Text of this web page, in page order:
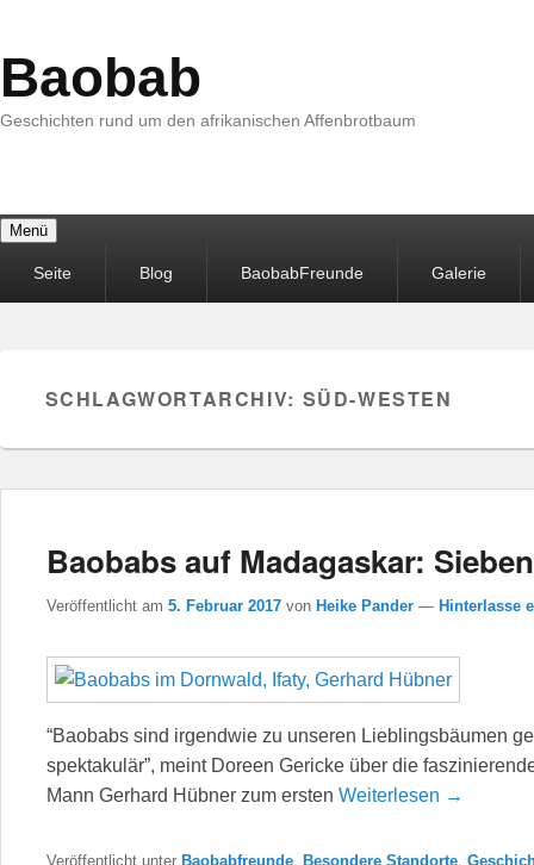
Baobab
Geschichten rund um den afrikanischen Affenbrotbaum
Menü
MenüSeite Blog BaobabFreunde Galerie
SCHLAGWORTARCHIV: SÜD-WESTEN
Baobabs auf Madagaskar:
Veröffentlicht am 5. Februar 2017 von Heike Pander — Hinterlasse
“Baobabs sind irgendwie zu unseren Lieblingsbäumen
spektakulär”, meint Doreen Gericke über die
Mann Gerhard Hübner zum ersten Weiterlesen →
Veröffentlicht unter Baobabfreunde Besondere Standorte